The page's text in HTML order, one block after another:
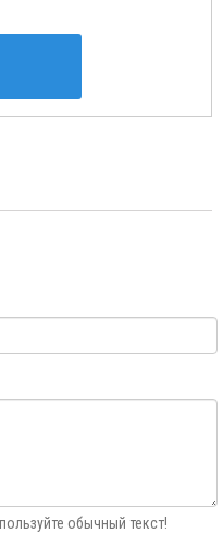
обычный текст!